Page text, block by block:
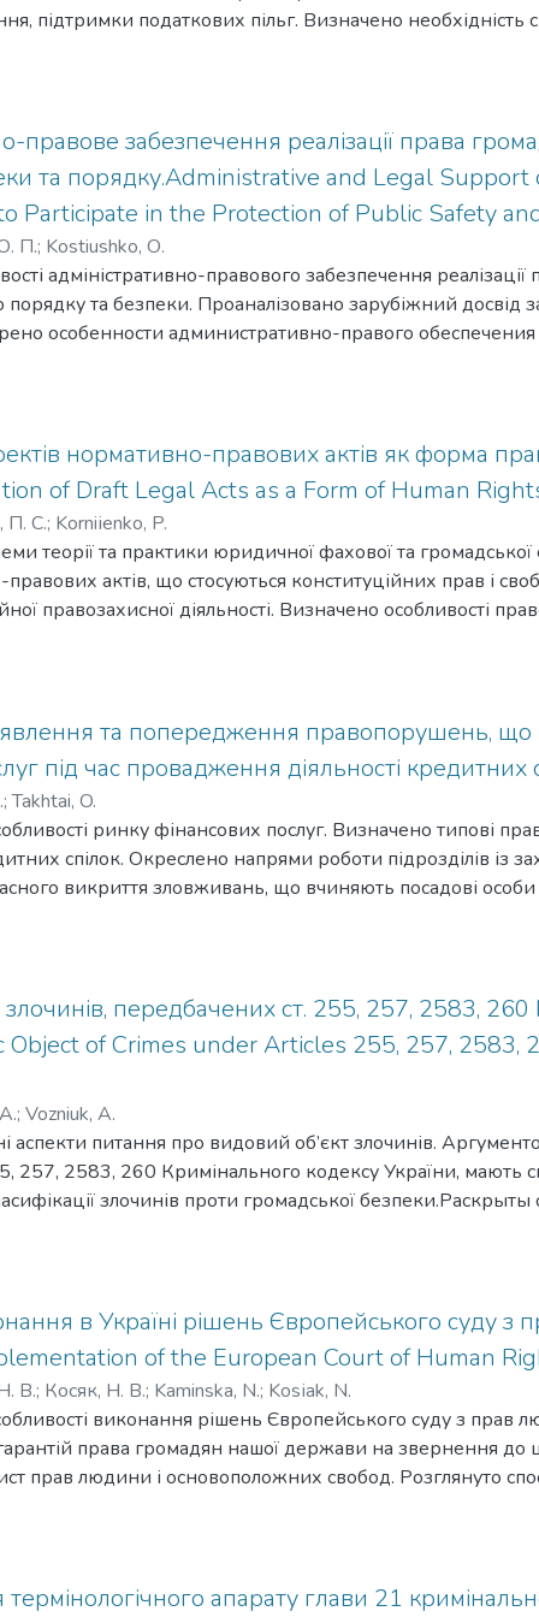
підтримки податкових пільг. Визначено
на сільськогосподарські підприємства.Раскрыты
развитие которой зависит от сбалансированного
необходимость упрощения налоговых
предприятия.The article reveals the improvement tax
important component of Ukrainian economy – therefore, its
with balanced internal and external resourcing
enterprises and simplification of tax procedures.
правове забезпечення реалізації права
та порядку.Administrative and Legal
Participate in the Protection of Public Safety
П.; Kostiushko, О.
адміністративно-правового забезпечення
порядку та безпеки. Проаналізовано зарубіжний досвід
особенности административно-правого
порядка и безопасности. Проанализирован
The needs to involve all state and public institutions and to
administration both at the state and local levels are
regarding the use of terms and concepts of «public
public safety and order, aimed at prevention of general
нормативно-правових актів як форма
of Draft Legal Acts as a Form of Human
П. С.; Korniіenko, P.
теорії та практики юридичної фахової та громадської
актів, що стосуються конституційних прав і
правозахисної діяльності. Визначено особливості
актів Верховної Ради України, Президента України та
конституційні права людини в Україні.Исследованы
и гражданской экспертизы проектов
конституционных прав и свобод человека,
деятельности. Определены особенности
правовых актов Верховной Рады Украины,
Обоснованы предложения по усовершенствованию
правовых актов, гарантирующих конституционные
of theory and practice of constitutional protection of
Classified and systematized the main, by the
of human rights.
та попередження правопорушень,
під час провадження діяльності кредитних
;Takhtai, O.
ринку фінансових послуг. Визначено типові
спілок. Окреслено напрями роботи підрозділів із
викриття зловживань, що вчиняють посадові особи
особенности рынка финансовых
подразделений по защите экономики Национальной
злоупотреблений, совершаемых
их деятельности.Article provides characteristic of financial
course of credit union activity. With the aim to identify the
measures taken by NPU Financial Crime Departments to
credit union activity thoroughly checked and analyzed.
злочинів, передбачених ст. 255, 257, 2583,
Object of Crimes under Articles 255, 257, 2583,
; Vozniuk, A.
аспекти питання про видовий об’єкт злочинів.
257, 2583, 260 Кримінального кодексу України, мають
злочинів проти громадської
Аргументировано, что преступления,
общественной безопасности.The article defines the
crimes under the same or different chapters of Special
the generic crime object and ensures legal regulation of
в Україні рішень Європейського суду з
of the European Court of Human
В.; Косяк, Н. В.; Kaminska, N.; Kоsіak, N.
виконання рішень Європейського суду з прав
права громадян нашої держави на звернення до
прав людини і основоположних свобод. Розглянуто
засади виконавчого провадження в Україні
особенности исполнения решений Европейского
реализации гарантий права граждан нашего
апарату глави 21